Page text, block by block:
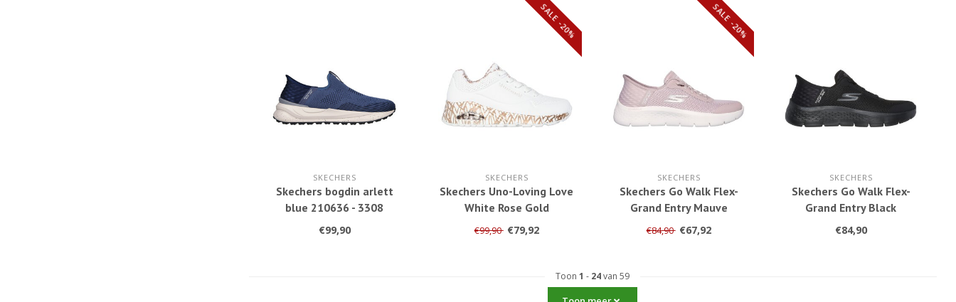
SKECHERS
Skechers bogdin arlett
blue 210636 - 3308
€99,90
SALE -20%
SKECHERS
Skechers Uno-Loving Love
White Rose Gold
155506/WTRG 3243
€99,90 €79,92
SALE -20%
SKECHERS
Skechers Go Walk Flex-
Grand Entry Mauve
124836/MVE
€84,90 €67,92
SKECHERS
Skechers Go Walk Flex-
Grand Entry Black
124836/BBK
€84,90
Toon1 - 24van 59